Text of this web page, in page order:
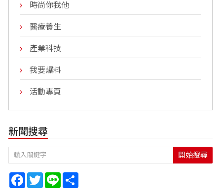
時尚你我他
醫療養生
產業科技
我要爆料
活動專頁
新聞搜尋
開始搜尋
Facebook
TwitterLine